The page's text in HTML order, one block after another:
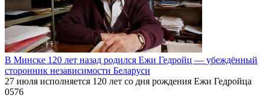
В Минске 120 лет назад родился Ежи Гедройц — убеждённый
сторонник независимости Беларуси
27 июля исполняется 120 лет со дня рождения Ежи Гедройца
0576